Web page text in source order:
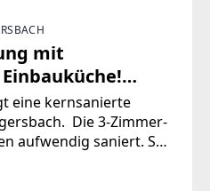
mit
eine kernsanierte
Die 3-Zimmer-
aufwendig saniert. So
gänzlich